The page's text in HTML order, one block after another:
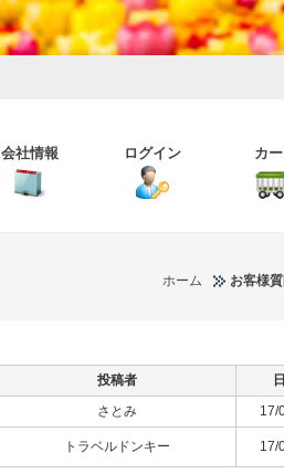
会社情報 ログイン カ
ホーム お客様
投稿者
さとみ 17/
トラベルドンキー 17/